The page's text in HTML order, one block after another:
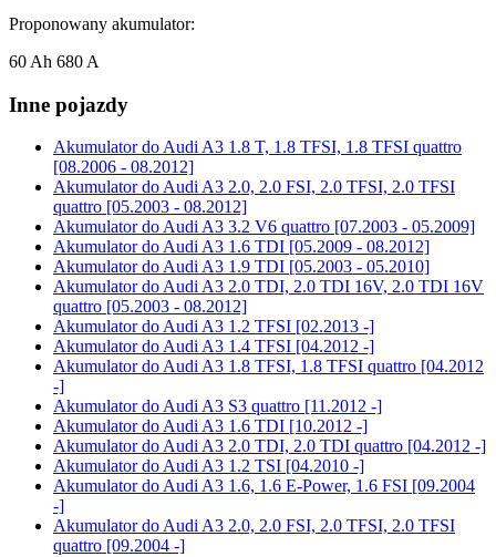
Proponowany akumulator:
60 Ah 680 A
Inne pojazdy
Akumulator doAudi A3 1.8 T, 1.8 TFSI, 1.8 TFSI quattro
[08.2006 - 08.2012]
Akumulator doAudi A3 2.0, 2.0 FSI, 2.0 TFSI, 2.0 TFSI
quattro [05.2003 - 08.2012]
Akumulator doAudi A3 3.2 V6 quattro [07.2003 - 05.2009]
Akumulator doAudi A3 1.6 TDI [05.2009 - 08.2012]
Akumulator doAudi A3 1.9 TDI [05.2003 - 05.2010]
Akumulator doAudi A3 2.0 TDI, 2.0 TDI 16V, 2.0 TDI 16V
quattro [05.2003 - 08.2012]
Akumulator doAudi A3 1.2 TFSI [02.2013 -]
Akumulator doAudi A3 1.4 TFSI [04.2012 -]
Akumulator doAudi A3 1.8 TFSI, 1.8 TFSI quattro [04.2012
-]
Akumulator doAudi A3 S3 quattro [11.2012 -]
Akumulator doAudi A3 1.6 TDI [10.2012 -]
Akumulator doAudi A3 2.0 TDI, 2.0 TDI quattro [04.2012 -]
Akumulator doAudi A3 1.2 TSI [04.2010 -]
Akumulator doAudi A3 1.6, 1.6 E-Power, 1.6 FSI [09.2004
-]
Akumulator doAudi A3 2.0, 2.0 FSI, 2.0 TFSI, 2.0 TFSI
quattro [09.2004 -]